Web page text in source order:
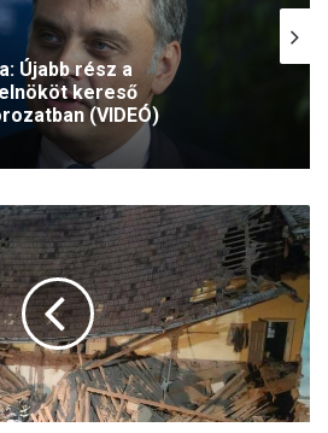
Újabb rész a
kereső
(VIDEÓ)
31 fokos napi
jön